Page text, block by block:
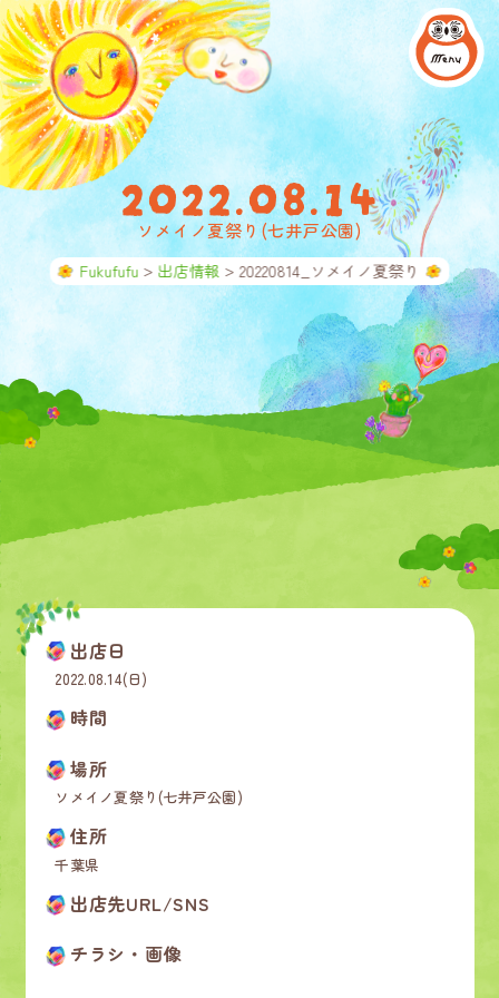
2022.08.14
ソメイノ夏祭り(七井戸公園)
Fukufufu > 出店情報 > 20220814_ソメイノ夏祭り
出店日
2022.08.14(日)
時間
場所
ソメイノ夏祭り(七井戸公園)
住所
千葉県
出店先URL/SNS
チラシ・画像